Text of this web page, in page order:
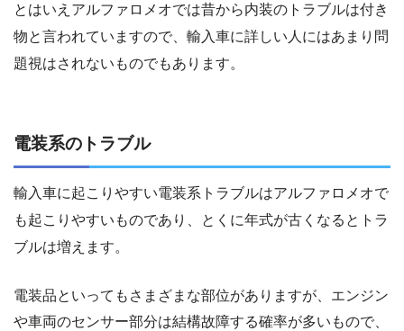
とはいえアルファロメオでは昔から内装のトラブルは付き
物と言われていますので、輸入車に詳しい人にはあまり問
題視はされないものでもあります。
電装系のトラブル
輸入車に起こりやすい電装系トラブルはアルファロメオで
も起こりやすいものであり、とくに年式が古くなるとトラ
ブルは増えます。
電装品といってもさまざまな部位がありますが、エンジン
や車両のセンサー部分は結構故障する確率が多いもので、